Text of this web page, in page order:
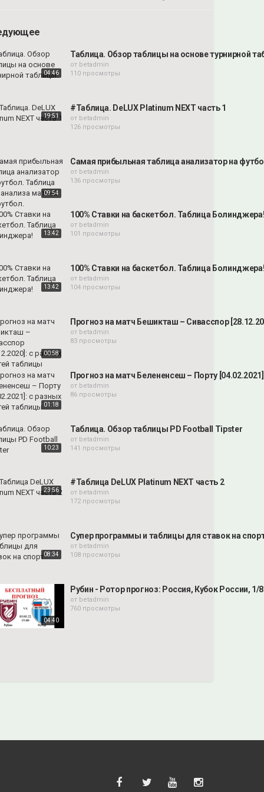
04:46
Таблица. Обзор таблицы на основе турнирной
от betadmin
110 просмотры
19:51
#Таблица. DeLUX Platinum NEXT часть 1
от betadmin
126 просмотры
09:54
Самая прибыльная таблица анализатор на
от betadmin
136 просмотры
13:42
100% Ставки на баскетбол. Таблица
от betadmin
101 просмотры
13:42
100% Ставки на баскетбол. Таблица
от betadmin
104 просмотры
00:58
Прогноз на матч Бешикташ – Сивасспор
от betadmin
83 просмотры
01:18
Прогноз на матч Белененсеш – Порту
от betadmin
86 просмотры
10:23
Таблица. Обзор таблицы PD Football Tipster
от betadmin
141 просмотры
23:56
#Таблица DeLUX Platinum NEXT часть 2
от betadmin
172 просмотры
08:34
Супер программы и таблицы для ставок на
от betadmin
108 просмотры
04:40
Рубин - Ротор прогноз: Россия, Кубок России,
от betadmin
760 просмотры